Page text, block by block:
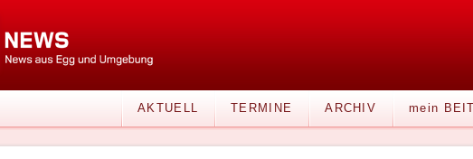
AKTUELL TERMINE ARCHIV mein